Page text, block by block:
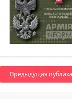
Предыдущая